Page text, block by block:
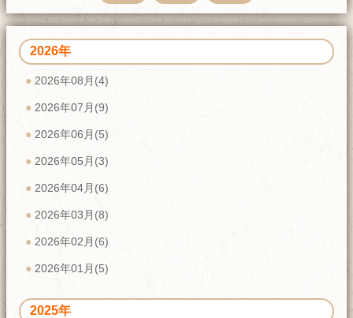
2026年
2026年08月(4)
2026年07月(9)
2026年06月(5)
2026年05月(3)
2026年04月(6)
2026年03月(8)
2026年02月(6)
2026年01月(5)
2025年